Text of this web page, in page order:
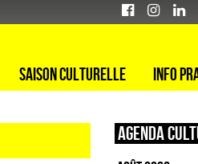
Saison culturelle Info
Agenda